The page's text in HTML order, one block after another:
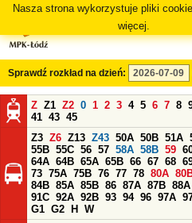
Nasza strona wykorzystuje pliki
więcej.
Sprawdź rozkład na dzień:
Z Z1 Z2 0 1 2 3 4 5 6 7 8
41 43 45
Z3 Z6 Z13 Z43 50A 50B 51A
55B 55C 56 57 58A 58B 59
64A 64B 65A 65B 66 67 68
73 75A 75B 76 77 78 80A
84B 85A 85B 86 87A 87B 88A
91C 92A 92B 93 94 96 97A
G1 G2 H
W